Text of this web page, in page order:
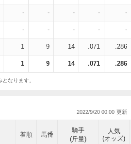
- - - - -
- - - - -
1 9 14 .071 .286
1 9 14 .071 .286
なります。
2022/9/20 00:00
着順 馬番
騎手
(斤量)
人気
(オッズ)